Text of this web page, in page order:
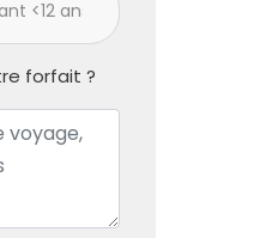
forfait ?